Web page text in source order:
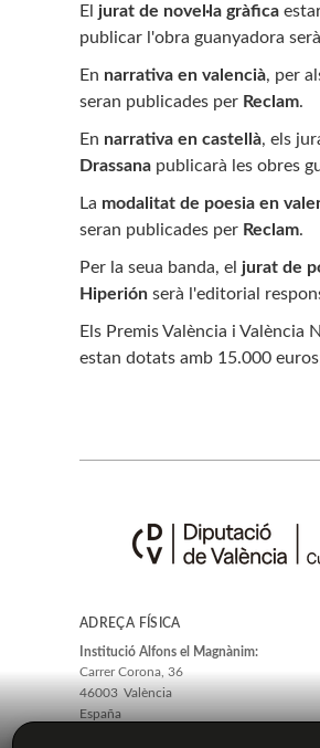
El jurat de novel·la gràfica
publicar l'obra guanyadora serà
En narrativa en valencià, per
seran publicades per Reclam.
En narrativa en castellà, els
Drassana publicarà les obres
La modalitat de poesia en
seran publicades per Reclam.
Per la seua banda, el jurat de
Hiperión serà l'editorial
Els Premis València i València
estan dotats amb 15.000
ADREÇA FÍSICA
Institució Alfons el Magnànim:
Carrer Corona, 36
46003 València
España